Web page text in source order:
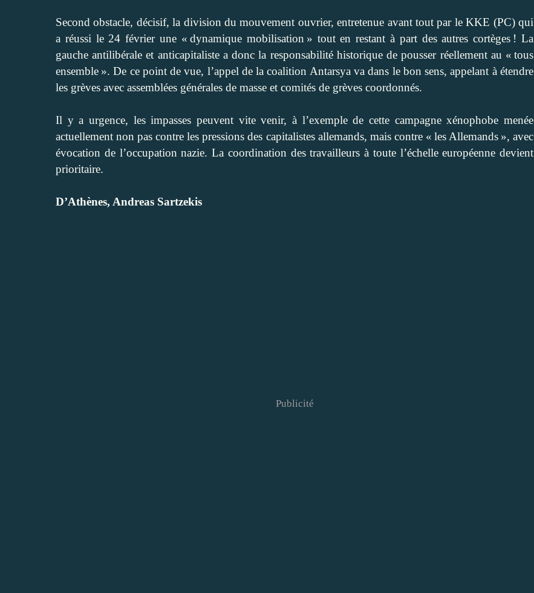
Second obstacle, décisif, la division du mouvement ouvrier, entretenue avant tout par le KKE (PC) qui
a réussi le 24 février une « dynamique mobilisation » tout en restant à part des autres cortèges ! La
gauche antilibérale et anticapitaliste a donc la responsabilité historique de pousser réellement au « tous
ensemble ». De ce point de vue, l’appel de la coalition Antarsya va dans le bon sens, appelant à étendre
les grèves avec assemblées générales de masse et comités de grèves coordonnés.
Il y a urgence, les impasses peuvent vite venir, à l’exemple de cette campagne xénophobe menée
actuellement non pas contre les pressions des capitalistes allemands, mais contre « les Allemands », avec
évocation de l’occupation nazie. La coordination des travailleurs à toute l’échelle européenne devient
prioritaire.
D’Athènes, Andreas Sartzekis
Publicité